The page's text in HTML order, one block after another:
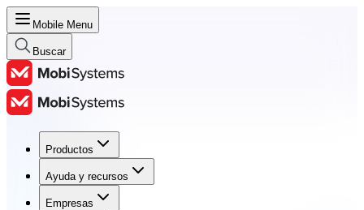
Mobile Menu
Buscar
Productos
Ayuda y recursos
Empresas
Productos
Ayuda y recursos
Empresas